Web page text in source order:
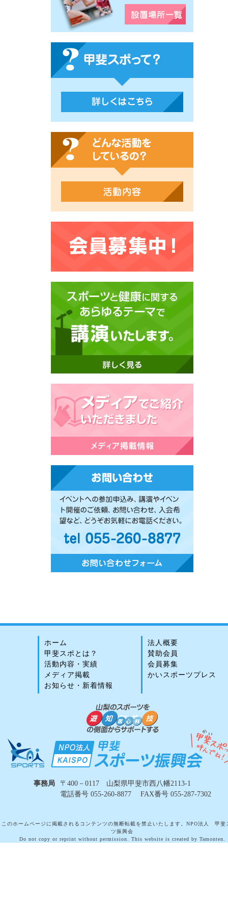
法人概要
賛助会員
会員募集
かいスポーツプレス
ホーム
甲斐スポとは？
活動内容・実績
メディア掲載
お知らせ・新着情報
事務局
〒400－0117 山梨県甲斐市西八幡2113-1
電話番号 055-260-8877 FAX番号 055-287-7302
このホームページに掲載されるコンテンツの無断転載を禁止いたします。NPO法人 甲斐
ツ振興会
Do not copy or reprint without permission. This website is created by Tamonten.